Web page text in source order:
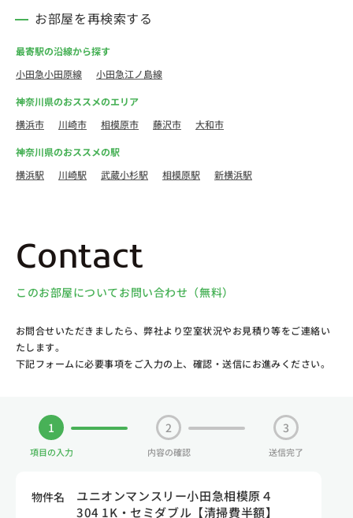
お部屋を再検索する
最寄駅の沿線から探す
小田急小田原線
小田急江ノ島線
神奈川県のおススメのエリア
横浜市
川崎市 相模原市 藤沢市 大和市
神奈川県のおススメの駅
横浜駅
川崎駅 武蔵小杉駅 相模原駅 新横浜駅
Contact
このお部屋についてお問い合わせ（無料）
お問合せいただきましたら、弊社より空室状況やお見積り等をご連絡い
たします。
下記フォームに必要事項をご入力の上、確認・送信にお進みください。
1
項目の入力
2
内容の確認
3
送信完了
物件名
ユニオンマンスリー小田急相模原４
304 1K・セミダブル【清掃費半額】